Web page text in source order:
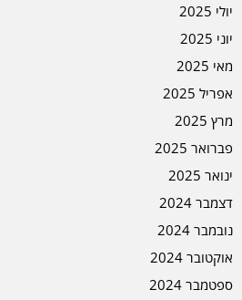
יולי 2025
יוני 2025
מאי 2025
אפריל 2025
מרץ 2025
פברואר 2025
ינואר 2025
דצמבר 2024
נובמבר 2024
אוקטובר 2024
ספטמבר 2024